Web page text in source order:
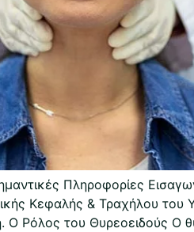
Πληροφορίες
Κεφαλής & Τραχήλου
Ο Ρόλος του Θυρεοειδούς Ο